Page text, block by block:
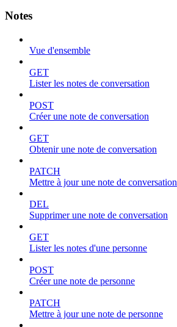
Notes
Vue d'ensemble
GET
Lister les notes de conversation
POST
Créer une note de conversation
GET
Obtenir une note de conversation
PATCH
Mettre à jour une note de conversation
DEL
Supprimer une note de conversation
GET
Lister les notes d'une personne
POST
Créer une note de personne
PATCH
Mettre à jour une note de personne